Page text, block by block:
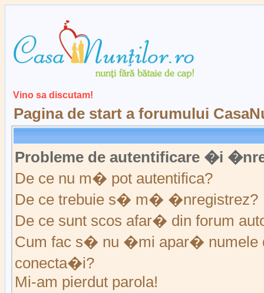
Vino sa discutam!
Pagina de start a forumului
Probleme de autentificare �i
De ce nu m� pot autentifica?
De ce trebuie s� m� �nregistrez?
De ce sunt scos afar� din forum
Cum fac s� nu �mi apar� numele
conecta�i?
Mi-am pierdut parola!